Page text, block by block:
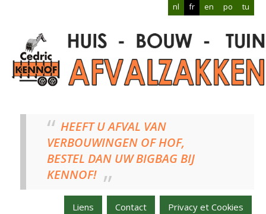
nl fr en po tu
HEEFT U AFVAL VAN
VERBOUWINGEN OF HOF,
BESTEL DAN UW BIGBAG BIJ
KENNOF!
Liens Contact
Privacy et Cookies